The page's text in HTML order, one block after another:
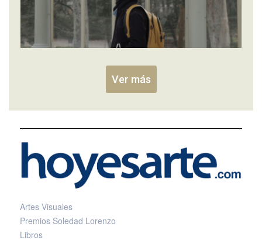
Ver más
Artes Visuales
Premios Soledad Lorenzo
Libros